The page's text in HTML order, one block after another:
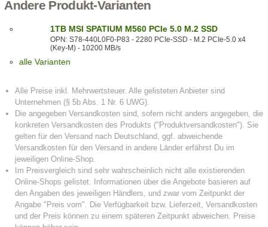
Andere Produkt-Varianten
1TB MSI SPATIUM M560 PCIe 5.0 M.2 SSD
OPN: S78-440L0F0-P83 - 2280 PCIe-SSD - M.2 PCIe-5.0 x4
(Key-M) - 10200 MB/s
alle Varianten